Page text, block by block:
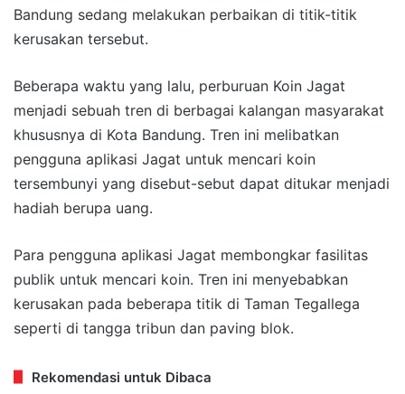
Bandung sedang melakukan perbaikan di titik-titik
kerusakan tersebut.
Beberapa waktu yang lalu, perburuan Koin Jagat
menjadi sebuah tren di berbagai kalangan masyarakat
khususnya di Kota Bandung. Tren ini melibatkan
pengguna aplikasi Jagat untuk mencari koin
tersembunyi yang disebut-sebut dapat ditukar menjadi
hadiah berupa uang.
Para pengguna aplikasi Jagat membongkar fasilitas
publik untuk mencari koin. Tren ini menyebabkan
kerusakan pada beberapa titik di Taman Tegallega
seperti di tangga tribun dan paving blok.
Rekomendasi untuk Dibaca